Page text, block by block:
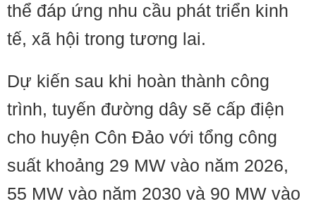
thể đáp ứng nhu cầu phát triển kinh
tế, xã hội trong tương lai.
Dự kiến sau khi hoàn thành công
trình, tuyến đường dây sẽ cấp điện
cho huyện Côn Đảo với tổng công
suất khoảng 29 MW vào năm 2026,
55 MW vào năm 2030 và 90 MW vào